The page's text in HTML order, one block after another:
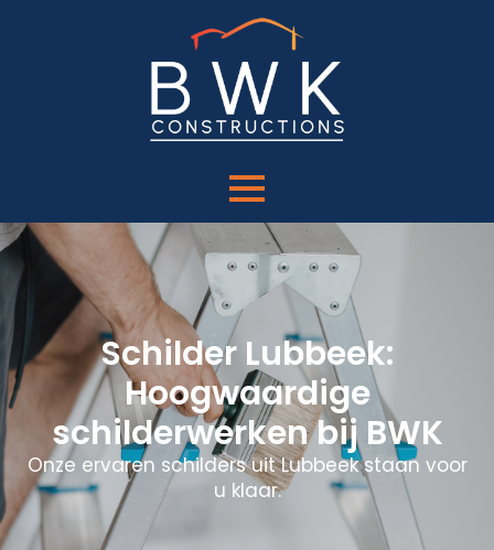
Schilder Lubbeek:
Hoogwaardige
schilderwerken bij BWK
Onze ervaren schilders uit Lubbeek staan voor
u klaar.